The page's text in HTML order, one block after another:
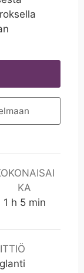
KA
1
n
t
i
h 5m
n
min